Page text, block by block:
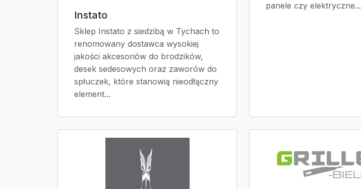
Instato
Sklep Instato z siedzibą w Tychach to
renomowany dostawca wysokiej
jakości akcesoriów do brodzików,
desek sedesowych oraz zaworów do
spłuczek, które stanowią nieodłączny
element...
panele czy elektryczne...